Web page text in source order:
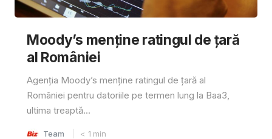
Moody’s menține ratingul de țară
al României
Agenția Moody’s menține ratingul de țară al
României pentru datoriile pe termen lung la Baa3,
ultima treaptă...
Team < 1 min